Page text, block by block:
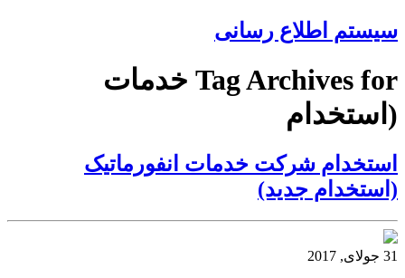
سیستم اطلاع رسانی
Tag Archives for خدمات
(استخدام
استخدام شرکت خدمات انفورماتیک
(استخدام جدید)
31 جولای, 2017